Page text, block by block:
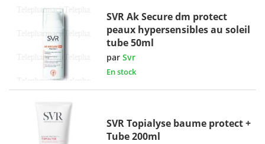
SVR Ak Secure dm protect
peaux hypersensibles au soleil
tube 50ml
parSvr
En stock
SVR Topialyse baume protect +
Tube 200ml